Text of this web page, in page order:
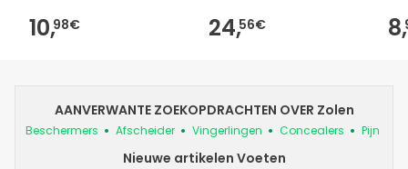
10,98€ 24,56€ 8,
AANVERWANTE ZOEKOPDRACHTEN OVER Zolen
Beschermers Afscheider Vingerlingen Concealers Pijn
Nieuwe artikelen Voeten